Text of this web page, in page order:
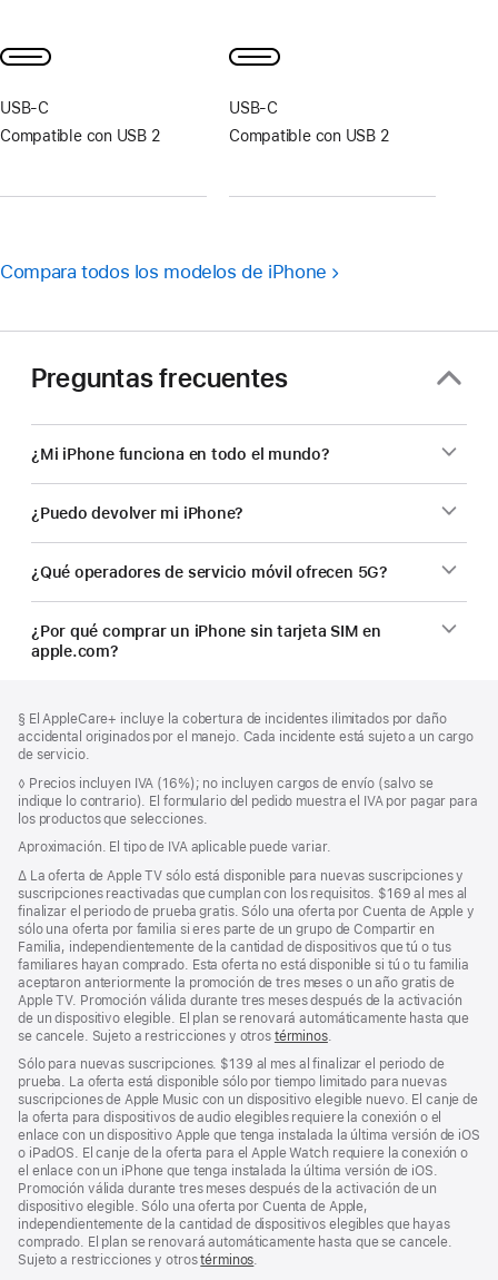
pie
USB‑C
Compatible con USB 2
pie
USB‑C
Compatible con USB 2
Compara todos los modelos de iPhone
Preguntas frecuentes
¿Mi iPhone funciona en todo el mundo?
¿Puedo devolver mi iPhone?
¿Qué operadores de servicio móvil ofrecen 5G?
¿Por qué comprar un iPhone sin tarjeta SIM en
apple.com?
de
página
a
pie
página
Nota
al
pie
§ El AppleCare+ incluye la cobertura de incidentes ilimitados por daño
accidental originados por el manejo. Cada incidente está sujeto a un cargo
de servicio.
Nota
al
pie
◊ Precios incluyen IVA (16%); no incluyen cargos de envío (salvo se
indique lo contrario). El formulario del pedido muestra el IVA por pagar para
los productos que selecciones.
Aproximación. El tipo de IVA aplicable puede variar.
Nota
al
pie
∆ La oferta de Apple TV sólo está disponible para nuevas suscripciones y
suscripciones reactivadas que cumplan con los requisitos. $169 al mes al
finalizar el periodo de prueba gratis. Sólo una oferta por Cuenta de Apple y
sólo una oferta por familia si eres parte de un grupo de Compartir en
Familia, independientemente de la cantidad de dispositivos que tú o tus
familiares hayan comprado. Esta oferta no está disponible si tú o tu familia
aceptaron anteriormente la promoción de tres meses o un año gratis de
Apple TV. Promoción válida durante tres meses después de la activación
de un dispositivo elegible. El plan se renovará automáticamente hasta que
se cancele. Sujeto a restricciones y otros términos.
Sólo para nuevas suscripciones. $139 al mes al finalizar el periodo de
prueba. La oferta está disponible sólo por tiempo limitado para nuevas
suscripciones de Apple Music con un dispositivo elegible nuevo. El canje de
la oferta para dispositivos de audio elegibles requiere la conexión o el
enlace con un dispositivo Apple que tenga instalada la última versión de iOS
o iPadOS. El canje de la oferta para el Apple Watch requiere la conexión o
el enlace con un iPhone que tenga instalada la última versión de iOS.
Promoción válida durante tres meses después de la activación de un
dispositivo elegible. Sólo una oferta por Cuenta de Apple,
independientemente de la cantidad de dispositivos elegibles que hayas
comprado. El plan se renovará automáticamente hasta que se cancele.
Sujeto a restricciones y otrostérminos.